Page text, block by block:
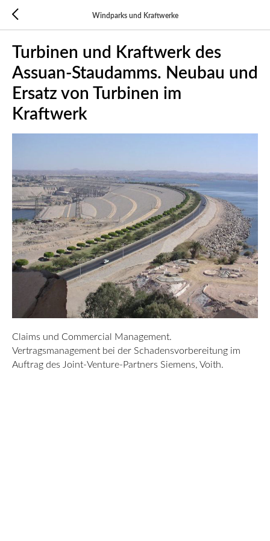
Windparks und Kraftwerke
Turbinen und Kraftwerk des
Assuan-Staudamms. Neubau und
Ersatz von Turbinen im
Kraftwerk
Claims und Commercial Management.
Vertragsmanagement bei der Schadensvorbereitung im
Auftrag des Joint-Venture-Partners Siemens, Voith.